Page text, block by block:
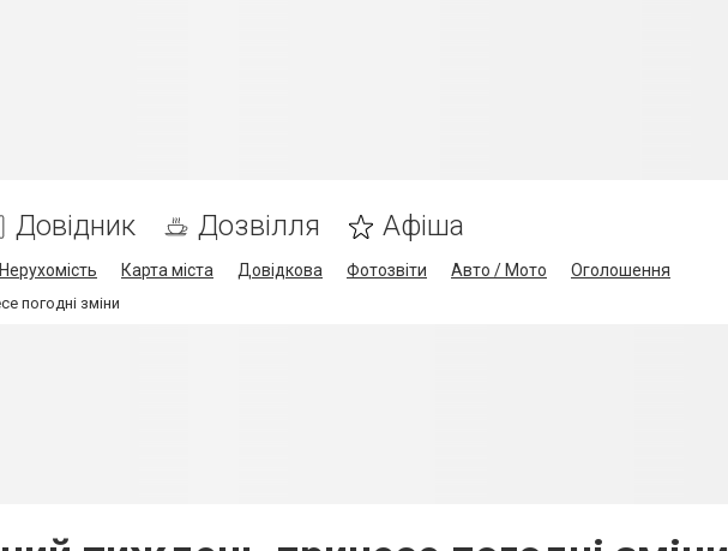
Довідник Дозвілля Афіша
Нерухомість Карта міста Довідкова Фотозвіти Авто / Мото Оголошення
погодні зміни